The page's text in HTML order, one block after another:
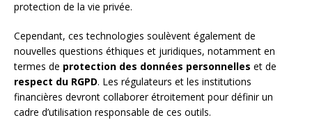
protection de la vie privée.
Cependant, ces technologies soulèvent également de
nouvelles questions éthiques et juridiques, notamment en
termes de protection des données personnelles et de
respect du RGPD. Les régulateurs et les institutions
financières devront collaborer étroitement pour définir un
cadre d’utilisation responsable de ces outils.